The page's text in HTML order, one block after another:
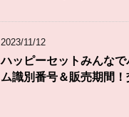
2023/11/12
ハッピーセットみんな
ム識別番号＆販売期間！